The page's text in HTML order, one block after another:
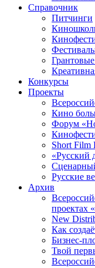
Справочник
Питчинги
Конкурсы
Проекты
Кино
Форум
Short Film
«Русский
Русские
Архив
проектах
New
Как
Бизнес-
Твой